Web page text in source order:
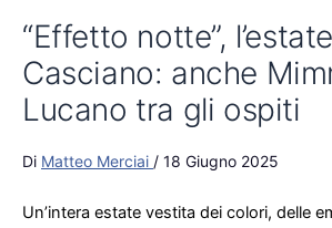
“Effetto notte”,
Casciano: anche
Lucano tra gli ospiti
Di Matteo Merciai / 18 Giugno 2025
Un’intera estate vestita dei colori, delle